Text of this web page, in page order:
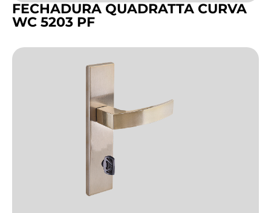
FECHADURA QUADRATTA CURVA
WC 5203 PF